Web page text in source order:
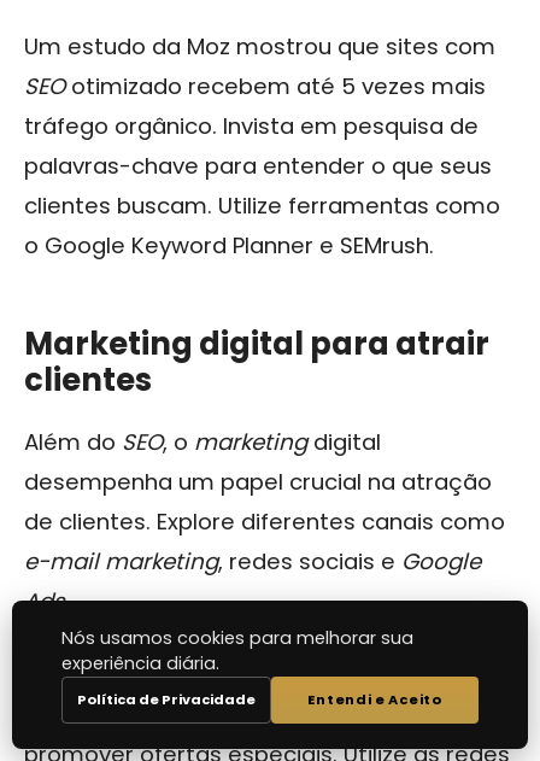
Um estudo da Moz mostrou que sites com
SEOotimizado recebem até 5 vezes mais
tráfego orgânico. Invista em pesquisa de
palavras-chave para entender o que seus
clientes buscam. Utilize ferramentas como
o Google Keyword Planner e SEMrush.
Marketing digital para atrair
clientes
Além do SEO, o marketingdigital
desempenha um papel crucial na atração
de clientes. Explore diferentes canais como
e-mail marketing, redes sociais e Google
Ads.
Crie campanhas dee-mail marketing
segmentadas para nutrir seus leads e
promover ofertas especiais. Utilize as redes
Nós usamos cookies para melhorar sua
experiência diária.
Política de Privacidade Entendi e Aceito